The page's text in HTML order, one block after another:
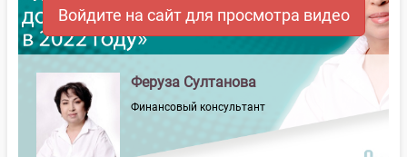
Войдите на сайт для просмотра видео
Феруза Султанова
Финансовый консультант